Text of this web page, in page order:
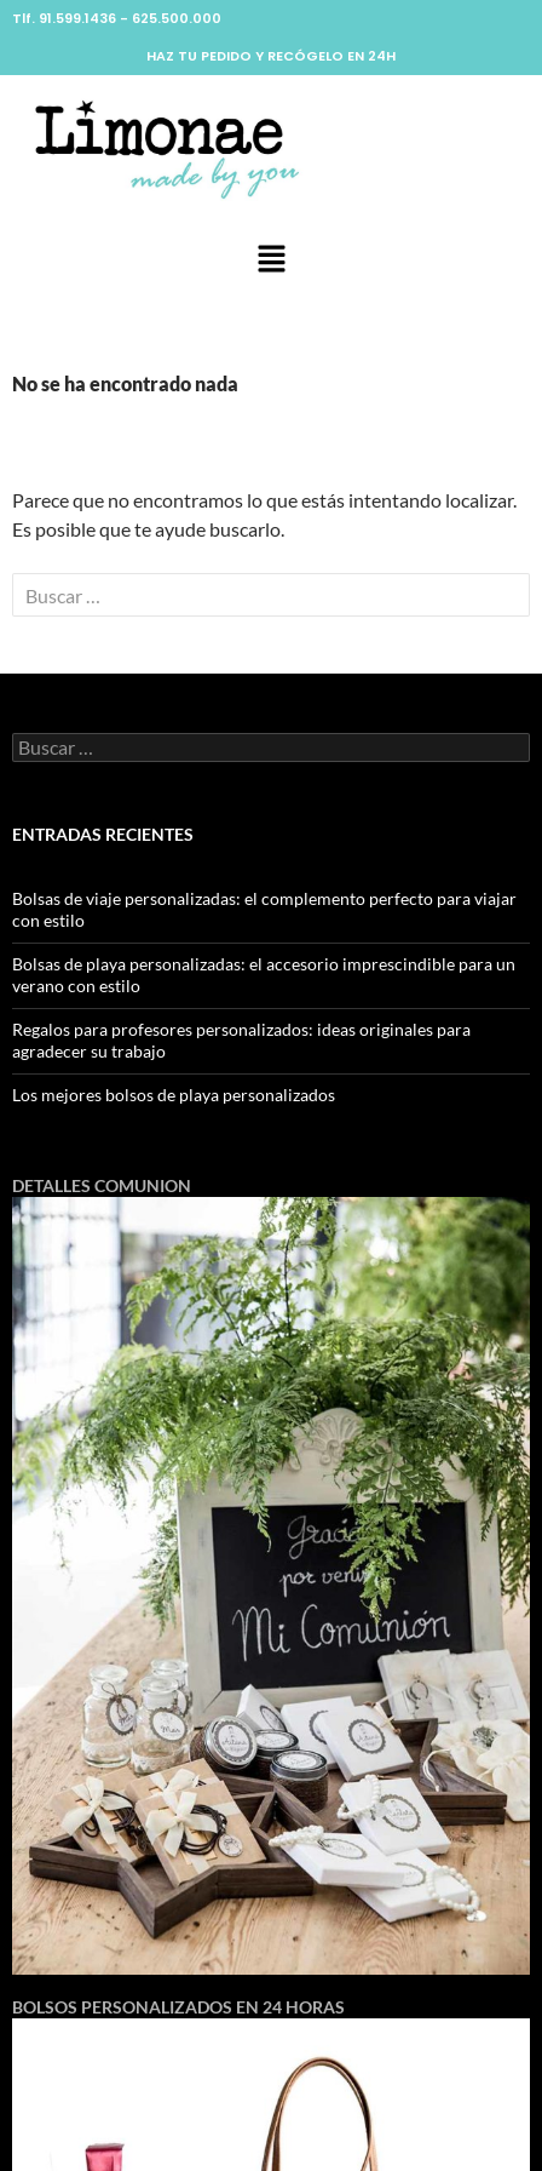
Tlf. 91.599.1436 - 625.500.000
HAZ TU PEDIDO Y RECÓGELO EN 24H
No se ha encontrado nada
Parece que no encontramos lo que estás intentando localizar.
Es posible que te ayude buscarlo.
ENTRADAS RECIENTES
Bolsas de viaje personalizadas: el complemento perfecto para viajar
con estilo
Bolsas de playa personalizadas: el accesorio imprescindible para un
verano con estilo
Regalos para profesores personalizados: ideas originales para
agradecer su trabajo
Los mejores bolsos de playa personalizados
DETALLES COMUNION
BOLSOS PERSONALIZADOS EN 24 HORAS